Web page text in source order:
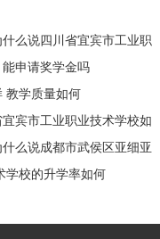
么说四川省宜宾市工业职
申请奖学金吗
教学质量如何
宾市工业职业技术学校如
么说成都市武侯区亚细亚
学校的升学率如何